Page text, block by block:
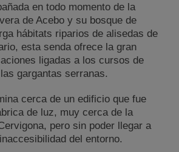
en todo momento de la
de Acebo y su bosque de
hábitats riparios de alisedas de
esta senda ofrece la gran
ligadas a los cursos de
gargantas serranas.
cerca de un edificio que fue
de luz, muy cerca de la
pero sin poder llegar a
del entorno.